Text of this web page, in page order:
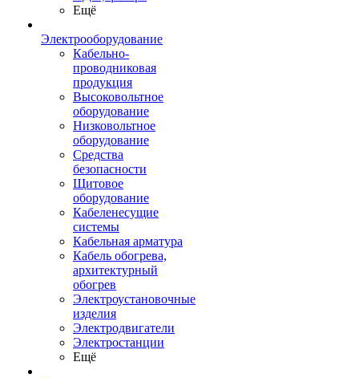
Ещё
Электрооборудование
Кабельно-
проводниковая
продукция
Высоковольтное
оборудование
Низковольтное
оборудование
Средства
безопасности
Щитовое
оборудование
Кабеленесущие
системы
Кабельная арматура
Кабель обогрева,
архитектурный
обогрев
Электроустановочные
изделия
Электродвигатели
Электростанции
Ещё